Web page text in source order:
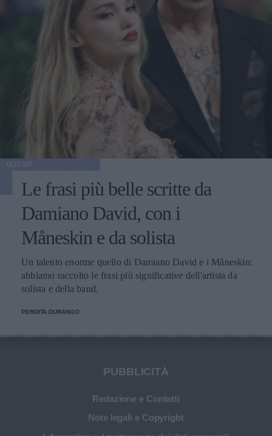
Le frasi più belle scritte da
Damiano David, con i
Måneskin e da solista
Un talento enorme quello di Damiano David e i Måneskin:
abbiamo raccolto le frasi più significative dell'artista da
solista e della band.
PERDITA DURANGO
PUBBLICITÀ
Redazione e Contatti
Note legali e Copyright